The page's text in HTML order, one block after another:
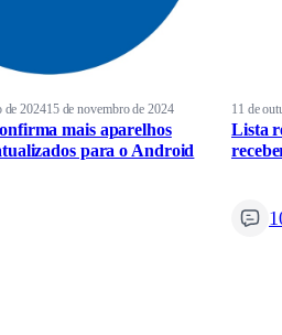
de 202415 de novembro de 2024
mais aparelhos
para o Android
11 de
Lista